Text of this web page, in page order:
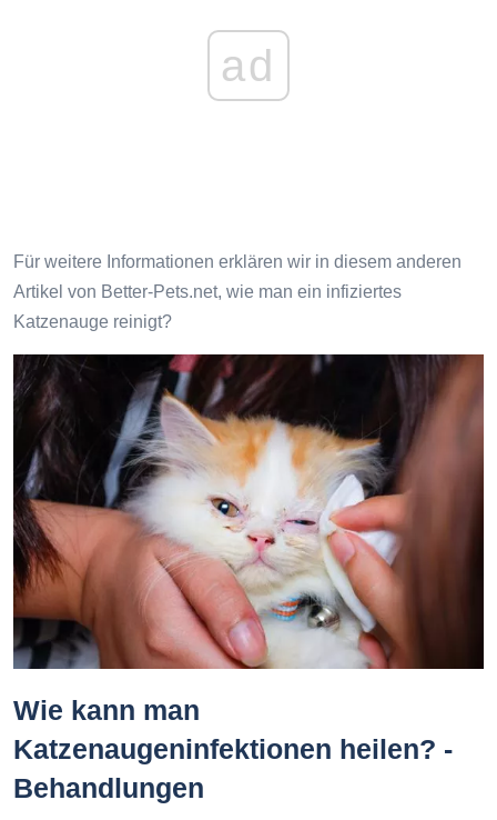
ad
Für weitere Informationen erklären wir in diesem anderen
Artikel von Better-Pets.net, wie man ein infiziertes
Katzenauge reinigt?
Wie kann man
Katzenaugeninfektionen heilen? -
Behandlungen